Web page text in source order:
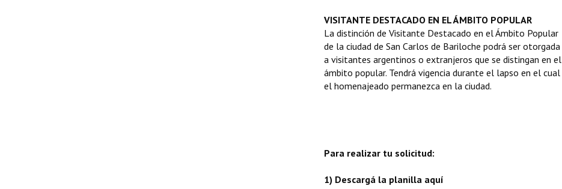
VISITANTE DESTACADO EN EL ÁMBITO POPULAR
La distinción de Visitante Destacado en el Ámbito Popular
de la ciudad de San Carlos de Bariloche podrá ser otorgada
a visitantes argentinos o extranjeros que se distingan en el
ámbito popular. Tendrá vigencia durante el lapso en el cual
el homenajeado permanezca en la ciudad.
Para realizar tu solicitud:
1) Descargá la planilla aquí